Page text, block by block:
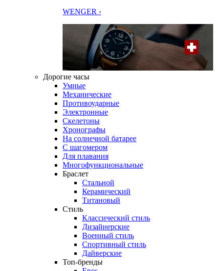
WENGER ›
Дорогие часы
Умные
Механические
Противоударные
Электронные
Скелетоны
Хронографы
На солнечной батарее
С шагомером
Для плавания
Многофункциональные
Браслет
Стальной
Керамический
Титановый
Стиль
Классический стиль
Дизайнерские
Военный стиль
Спортивный стиль
Дайверские
Топ-бренды